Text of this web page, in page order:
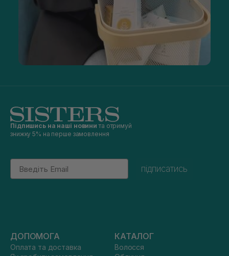
Підпишись на наші новини та отримуй
знижку 5% на перше замовлення
Email
підписатись
ДОПОМОГА
Оплата та доставка
КАТАЛОГ
Волосся